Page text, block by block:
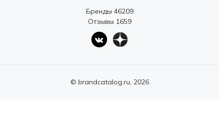
Бренды 46209
Отзывы 1659
© brandcatalog.ru, 2026